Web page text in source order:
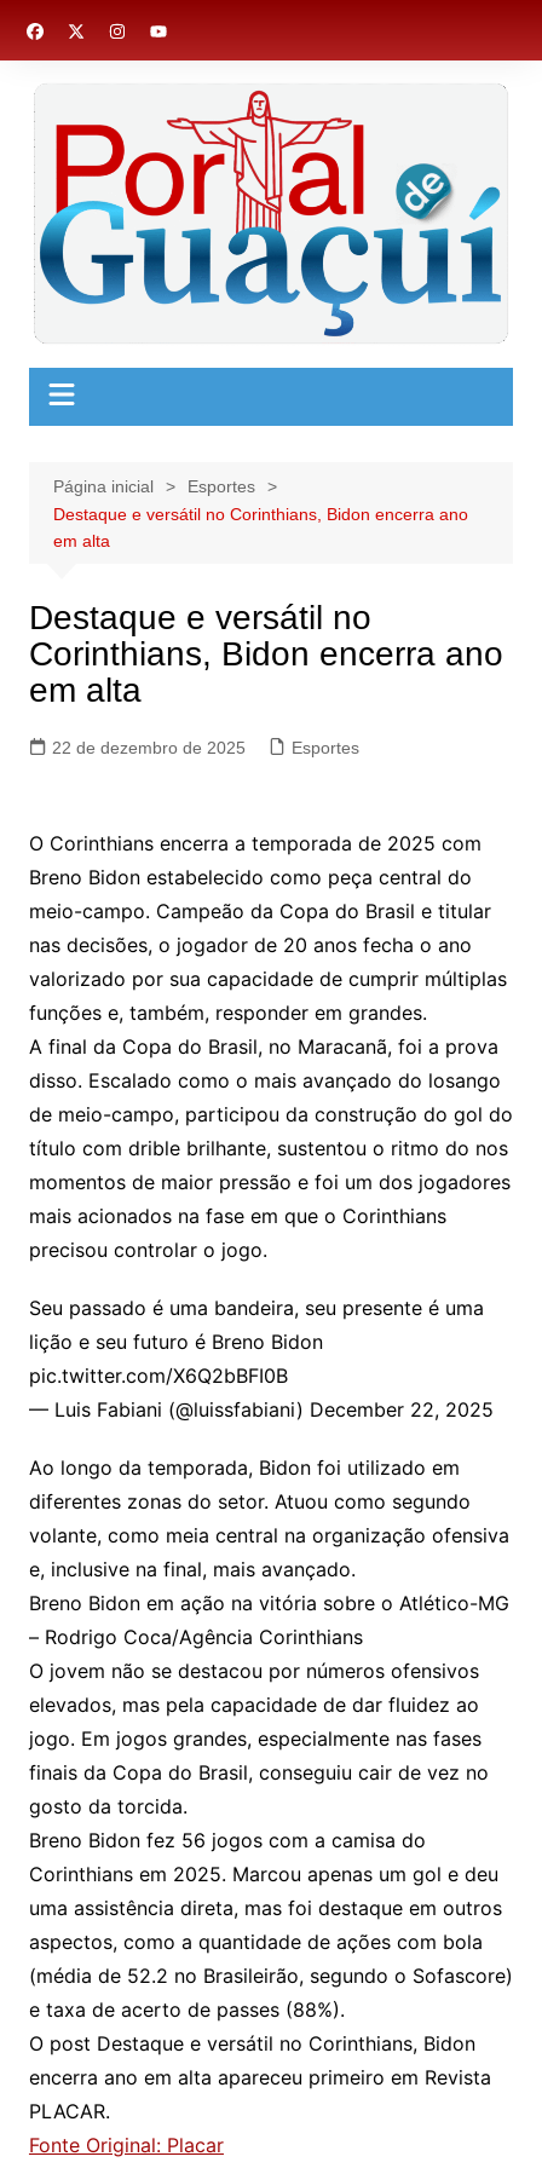
para
Página inicial
Esportes
Destaque e versátil no Corinthians, Bidon encerra ano
em alta
Destaque e versátil no
Corinthians, Bidon encerra ano
em alta
22 de dezembro de 2025 Esportes
O Corinthians encerra a temporada de 2025 com
Breno Bidon estabelecido como peça central do
meio-campo. Campeão da Copa do Brasil e titular
nas decisões, o jogador de 20 anos fecha o ano
valorizado por sua capacidade de cumprir múltiplas
funções e, também, responder em grandes.
A final da Copa do Brasil, no Maracanã, foi a prova
disso. Escalado como o mais avançado do losango
de meio-campo, participou da construção do gol do
título com drible brilhante, sustentou o ritmo do nos
momentos de maior pressão e foi um dos jogadores
mais acionados na fase em que o Corinthians
precisou controlar o jogo.
Seu passado é uma bandeira, seu presente é uma
lição e seu futuro é Breno Bidon
pic.twitter.com/X6Q2bBFI0B
— Luis Fabiani (@luissfabiani) December 22, 2025
Ao longo da temporada, Bidon foi utilizado em
diferentes zonas do setor. Atuou como segundo
volante, como meia central na organização ofensiva
e, inclusive na final, mais avançado.
Breno Bidon em ação na vitória sobre o Atlético-MG
– Rodrigo Coca/Agência Corinthians
O jovem não se destacou por números ofensivos
elevados, mas pela capacidade de dar fluidez ao
jogo. Em jogos grandes, especialmente nas fases
finais da Copa do Brasil, conseguiu cair de vez no
gosto da torcida.
Breno Bidon fez 56 jogos com a camisa do
Corinthians em 2025. Marcou apenas um gol e deu
uma assistência direta, mas foi destaque em outros
aspectos, como a quantidade de ações com bola
(média de 52.2 no Brasileirão, segundo o Sofascore)
e taxa de acerto de passes (88%).
O post Destaque e versátil no Corinthians, Bidon
encerra ano em alta apareceu primeiro em Revista
PLACAR.
Fonte Original: Placar